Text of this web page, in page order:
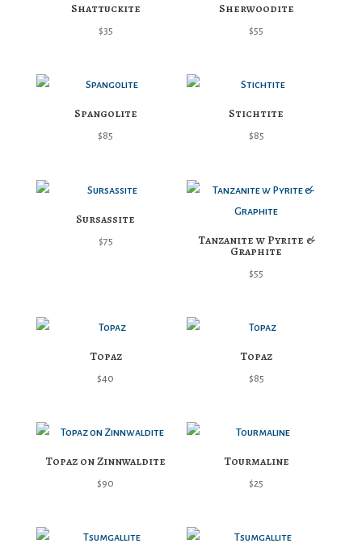
Shattuckite
$35
Sherwoodite
$55
Spangolite
$85
Stichtite
$85
Sursassite
$75 Tanzanite w Pyrite &
Graphite
$55
Topaz
$40
Topaz
$85
Topaz on Zinnwaldite
$90
Tourmaline
$25